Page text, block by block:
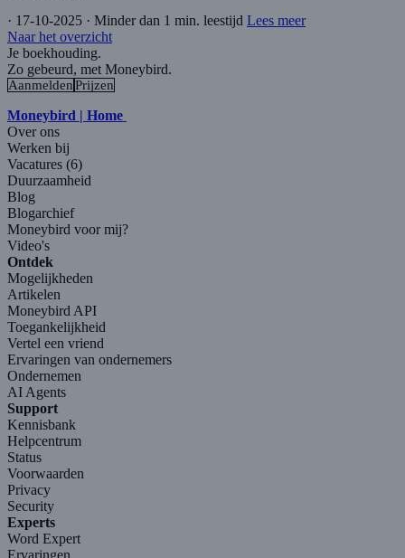
· 17-10-2025 · Minder dan 1 min. leestijd Lees meer
Naar het overzicht